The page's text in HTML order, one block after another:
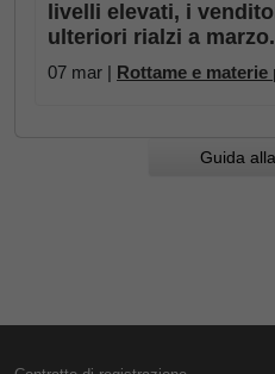
livelli elevati, i
ulteriori rialzi a
07 mar | Rottame e materie
Guida